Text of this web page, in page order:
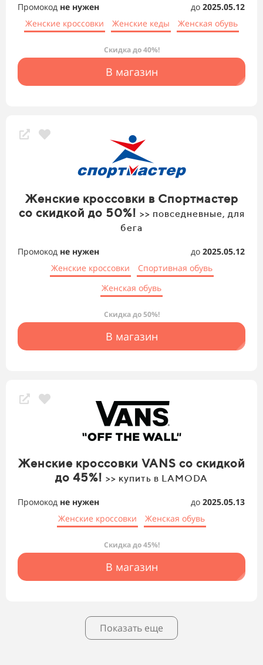
Промокод не нужен до 2025.05.12
Женские кроссовки
Женские кеды Женская обувь
Скидка до 40%!
В магазин
Женские кроссовки в Спортмастер
со скидкой до 50%! >> повседневные, для
бега
Промокод не нужен до 2025.05.12
Женские кроссовки
Спортивная обувь
Женская обувь
Скидка до 50%!
В магазин
Женские кроссовки VANS со скидкой
до 45%! >> купить в LAMODA
Промокод не нужен до 2025.05.13
Женские кроссовки
Женская обувь
Скидка до 45%!
В магазин
Показать еще